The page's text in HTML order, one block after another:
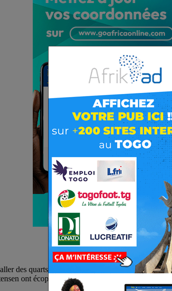
des quarts de finale de la ligue des
ont écopé de cartons jaunes. Pour